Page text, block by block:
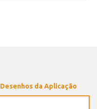
Desenhos da Aplicação